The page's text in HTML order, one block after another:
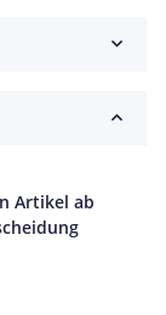
Artikel ab